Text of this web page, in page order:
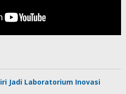
Jadi Laboratorium Inovasi